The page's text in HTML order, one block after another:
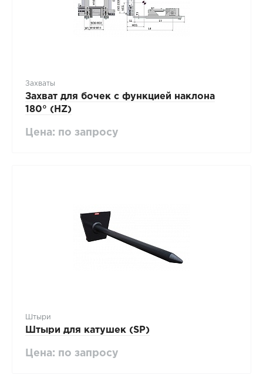
Захваты
Захват для бочек с функцией наклона
180° (HZ)
Цена: по запросу
Штыри
Штыри для катушек (SP)
Цена: по запросу